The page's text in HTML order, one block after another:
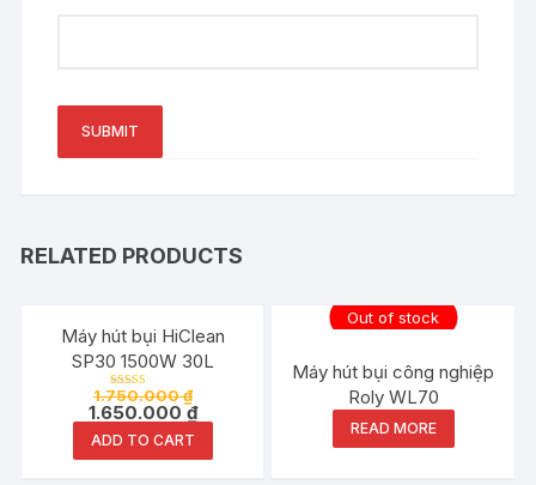
RELATED PRODUCTS
Đang ưu đãi!
Máy hút bụi HiClean
SP30 1500W 30L
Rated
5.00
out of 5
1.750.000₫
1.650.000₫
ADD TO CART
Out of stock
Máy hút bụi công nghiệp
Roly WL70
READ MORE